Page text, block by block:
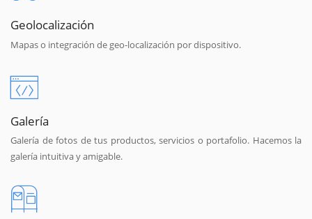
Geolocalización
Mapas o integración de geo-localización por dispositivo.
Galería
Galería de fotos de tus productos, servicios o portafolio. Hacemos la
galería intuitiva y amigable.